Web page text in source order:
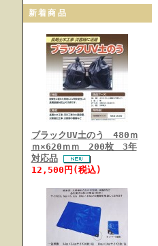
新着商品
ブラックUV土のう 480ｍ
ｍ×620ｍｍ 200枚 3年
対応品
12,500円(税込)